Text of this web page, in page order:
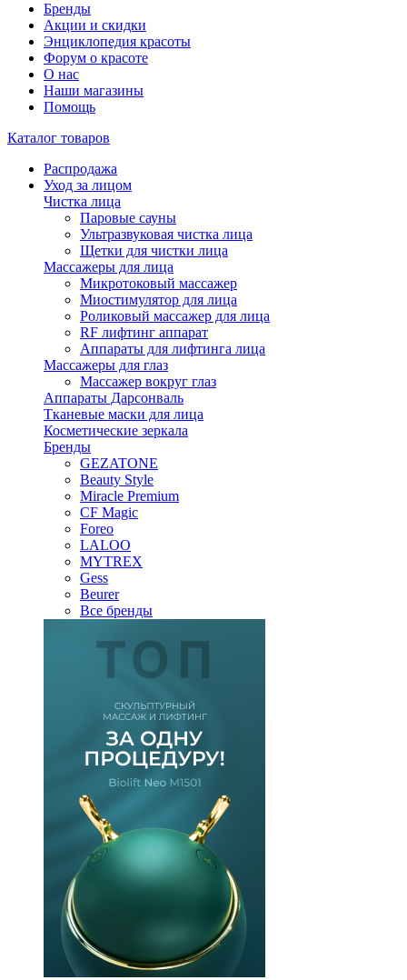
Бренды
Акции и скидки
Энциклопедия красоты
Форум о красоте
О нас
Наши магазины
Помощь
Каталог товаров
Распродажа
Уход за лицом
Чистка лица
Паровые сауны
Ультразвуковая чистка лица
Щетки для чистки лица
Массажеры для лица
Микротоковый массажер
Миостимулятор для лица
Роликовый массажер для лица
RF лифтинг аппарат
Аппараты для лифтинга лица
Массажеры для глаз
Массажер вокруг глаз
Аппараты Дарсонваль
Тканевые маски для лица
Косметические зеркала
Бренды
GEZATONE
Beauty Style
Miracle Premium
CF Magic
Foreo
LALOO
MYTREX
Gess
Beurer
Все бренды